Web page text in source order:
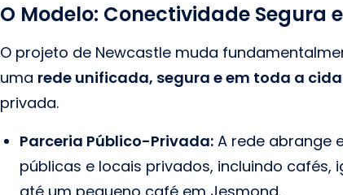
O Modelo: Conectividade Segura
O projeto de Newcastle muda
uma rede unificada, segura e em toda a
privada.
Parceria Público-Privada: A rede abrange
públicas e locais privados, incluindo